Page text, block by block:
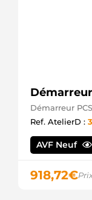
Démarreur
Démarreur
Ref. AtelierD :
AVF Neuf
918,72€